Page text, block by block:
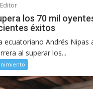
Editor
los 70 mil
éxitos
ecuatoriano Andrés Nipas
al superar los...